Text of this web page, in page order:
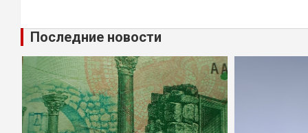
Последние новости